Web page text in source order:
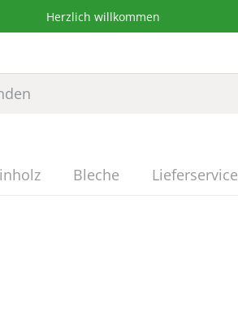
Herzlich willkommen
Bleche Lieferservice